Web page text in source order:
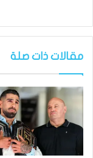
مقالات ذات صلة